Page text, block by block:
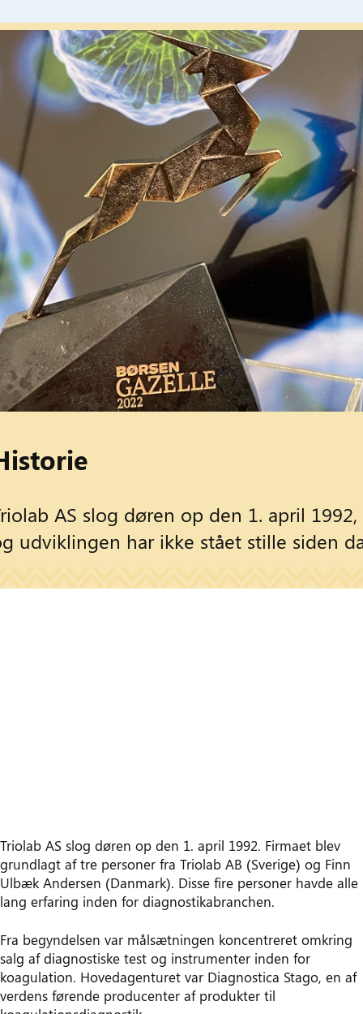
AS slog døren op den 1. april 1992,
udviklingen har ikke stået stille siden
Triolab AS slog døren op den 1. april 1992. Firmaet blev
grundlagt af tre personer fra Triolab AB (Sverige) og Finn
Ulbæk Andersen (Danmark). Disse fire personer havde alle
lang erfaring inden for diagnostikabranchen.
Fra begyndelsen var målsætningen koncentreret omkring
salg af diagnostiske test og instrumenter inden for
koagulation. Hovedagenturet var Diagnostica Stago, en af
verdens førende producenter af produkter til